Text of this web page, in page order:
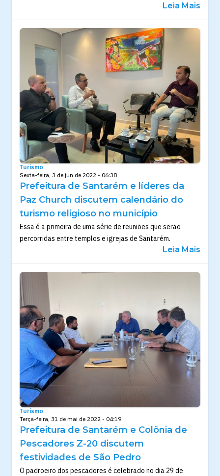
Leia Mais
Turismo
Sexta-feira, 3 de jun de 2022 - 06:38
Prefeitura de Santarém e líderes da
Paz Church discutem calendário do
turismo religioso no município
Essa é a primeira de uma série de reuniões que serão
percorridas entre templos e igrejas de Santarém.
Leia Mais
Turismo
Terça-feira, 31 de mai de 2022 - 04:19
Prefeitura de Santarém e Colônia de
Pescadores Z-20 discutem
festividades de São Pedro
O padroeiro dos pescadores é celebrado no dia 29 de